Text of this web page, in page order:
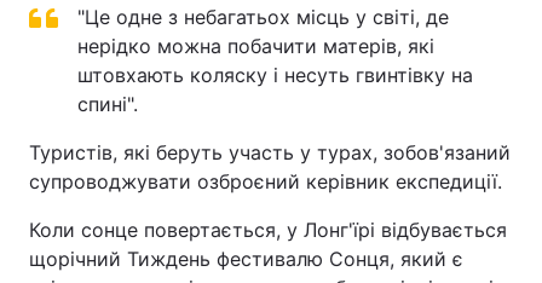
"Це одне з небагатьох місць у світі, де
нерідко можна побачити матерів, які
штовхають коляску і несуть гвинтівку на
спині".
Туристів, які беруть участь у турах, зобов'язаний
супроводжувати озброєний керівник експедиції.
Коли сонце повертається, у Лонг'їрі відбувається
щорічний Тиждень фестивалю Сонця, який є